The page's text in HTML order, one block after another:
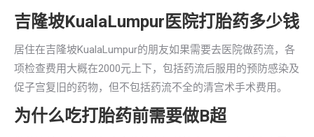
吉隆坡KualaLumpur医院打胎药多少钱
居住在吉隆坡KualaLumpur的朋友如果需要去医院做药流，各
项检查费用大概在2000元上下，包括药流后服用的预防感染及
促子宫复旧的药物，但不包括药流不全的清宫术手术费用。
为什么吃打胎药前需要做B超